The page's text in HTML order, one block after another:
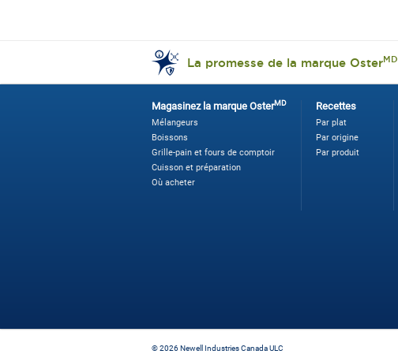
La promesse de la marque OsterMD
Magasinez la marque OsterMD
Mélangeurs
Boissons
Grille-pain et fours de comptoir
Cuisson et préparation
Où acheter
Recettes
Par plat
Par origine
Par produit
©2026 Newell Industries Canada ULC